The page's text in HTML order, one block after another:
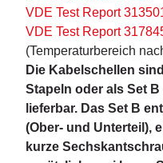
VDE Test Report
VDE Test Report
(Temperaturbereich
Die Kabelschellen
Stapeln oder als Set
lieferbar. Das Set B
(Ober- und Unterteil),
kurze